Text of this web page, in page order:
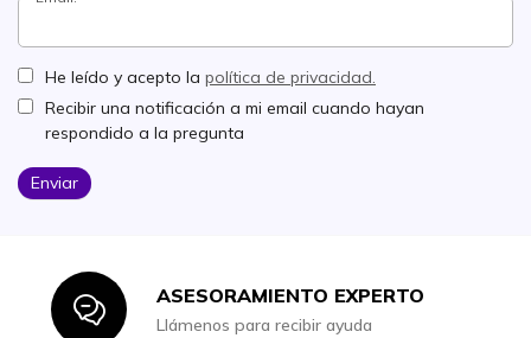
He leído y acepto la política de privacidad.
Recibir una notificación a mi email cuando hayan
respondido a la pregunta
Enviar
IconASESORAMIENTO EXPERTO
Llámenos para recibir ayuda